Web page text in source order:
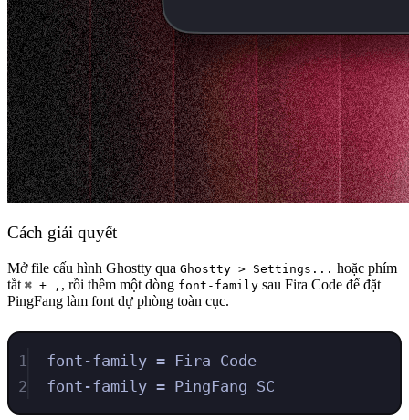
Cách giải quyết
Mở file cấu hình Ghostty qua Ghostty > Settings... hoặc phím
tắt ⌘ + , , rồi thêm một dòng font-family sau Fira Code để đặt
PingFang làm font dự phòng toàn cục.
1
font-family = Fira Code
2
font-family = PingFang SC